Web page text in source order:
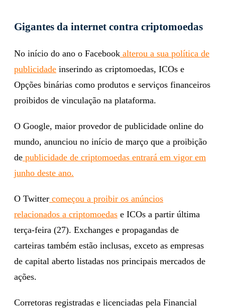
Gigantes da internet contra criptomoedas
No início do ano o Facebook alterou a sua política de
publicidade inserindo as criptomoedas, ICOs e
Opções binárias como produtos e serviços financeiros
proibidos de vinculação na plataforma.
O Google, maior provedor de publicidade online do
mundo, anunciou no início de março que a proibição
de publicidade de criptomoedas entrará em vigor em
junho deste ano.
O Twitter começou a proibir os anúncios
relacionados a criptomoedas e ICOs a partir última
terça-feira (27). Exchanges e propagandas de
carteiras também estão inclusas, exceto as empresas
de capital aberto listadas nos principais mercados de
ações.
Corretoras registradas e licenciadas pela Financial